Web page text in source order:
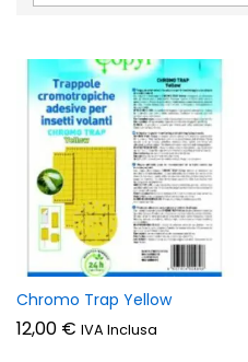
Chromo Trap Yellow
12,00 € IVA Inclusa